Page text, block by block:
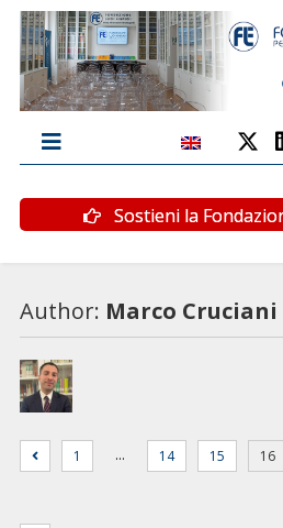
Sostieni la
Author: Marco Cruciani
1 … 14 15 16